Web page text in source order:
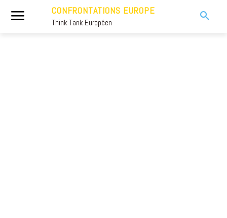
CONFRONTATIONS EUROPE
Think Tank Européen